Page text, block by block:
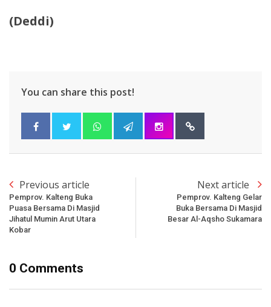
(Deddi)
You can share this post!
Previous article
Pemprov. Kalteng Buka
Puasa Bersama Di Masjid
Jihatul Mumin Arut Utara
Kobar
Next article
Pemprov. Kalteng Gelar
Buka Bersama Di Masjid
Besar Al-Aqsho Sukamara
0 Comments